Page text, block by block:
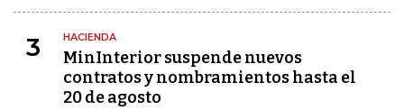
3 HACIENDA
MinInterior suspende nuevos
contratos y nombramientos hasta el
20 de agosto